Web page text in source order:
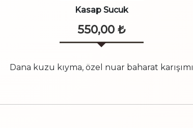
Kasap Sucuk
550,00 ₺
Dana kuzu kıyma, özel nuar baharat karışımı